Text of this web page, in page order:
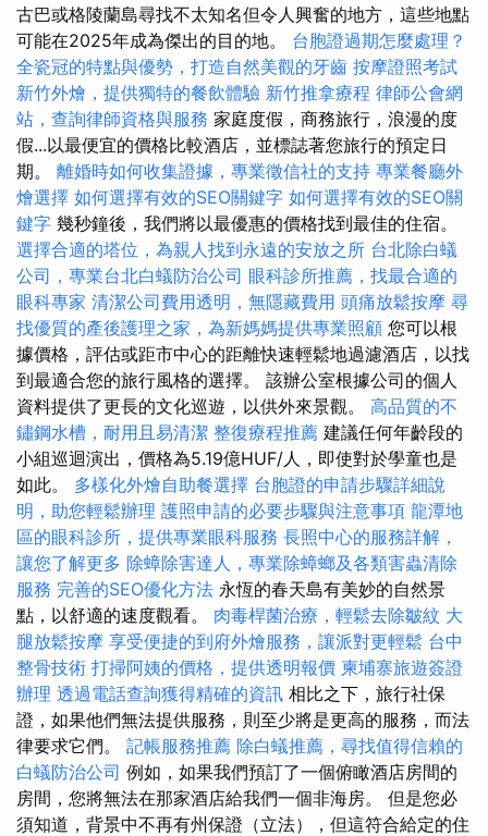
古巴或格陵蘭島尋找不太知名但令人興奮的地方，這些地點
可能在2025年成為傑出的目的地。 台胞證過期怎麼處理？
全瓷冠的特點與優勢，打造自然美觀的牙齒 按摩證照考試
新竹外燴，提供獨特的餐飲體驗 新竹推拿療程 律師公會網
站，查詢律師資格與服務 家庭度假，商務旅行，浪漫的度
假...以最便宜的價格比較酒店，並標誌著您旅行的預定日
期。 離婚時如何收集證據，專業徵信社的支持 專業餐廳外
燴選擇 如何選擇有效的SEO關鍵字 如何選擇有效的SEO關
鍵字 幾秒鐘後，我們將以最優惠的價格找到最佳的住宿。
選擇合適的塔位，為親人找到永遠的安放之所 台北除白蟻
公司，專業台北白蟻防治公司 眼科診所推薦，找最合適的
眼科專家 清潔公司費用透明，無隱藏費用 頭痛放鬆按摩 尋
找優質的產後護理之家，為新媽媽提供專業照顧 您可以根
據價格，評估或距市中心的距離快速輕鬆地過濾酒店，以找
到最適合您的旅行風格的選擇。 該辦公室根據公司的個人
資料提供了更長的文化巡遊，以供外來景觀。 高品質的不
鏽鋼水槽，耐用且易清潔 整復療程推薦 建議任何年齡段的
小組巡迴演出，價格為5.19億HUF/人，即使對於學童也是
如此。 多樣化外燴自助餐選擇 台胞證的申請步驟詳細說
明，助您輕鬆辦理 護照申請的必要步驟與注意事項 龍潭地
區的眼科診所，提供專業眼科服務 長照中心的服務詳解，
讓您了解更多 除蟑除害達人，專業除蟑螂及各類害蟲清除
服務 完善的SEO優化方法 永恆的春天島有美妙的自然景
點，以​​舒適的速度觀看。 肉毒桿菌治療，輕鬆去除皺紋 大
腿放鬆按摩 享受便捷的到府外燴服務，讓派對更輕鬆 台中
整骨技術 打掃阿姨的價格，提供透明報價 柬埔寨旅遊簽證
辦理 透過電話查詢獲得精確的資訊 相比之下，旅行社保
證，如果他們無法提供服務，則至少將是更高的服務，而法
律要求它們。 記帳服務推薦 除白蟻推薦，尋找值得信賴的
白蟻防治公司 例如，如果我們預訂了一個俯瞰酒店房間的
房間，您將無法在那家酒店給我們一個非海房。 但是您必
須知道，背景中不再有州保證（立法），但這符合給定的住